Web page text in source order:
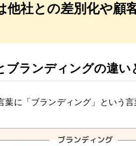
他社との差別化や顧
ブランディングの違い
葉に「ブランディング」という言